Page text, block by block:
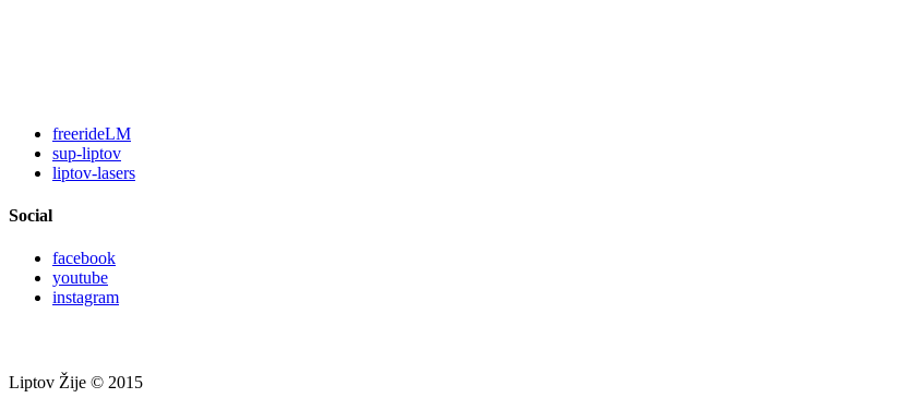
freerideLM
sup-liptov
liptov-lasers
Social
facebook
youtube
instagram
Liptov Žije © 2015